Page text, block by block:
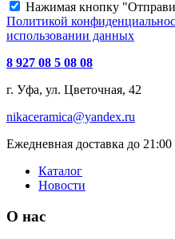
Нажимая кнопку
Политикой
использовании данных
8 927 08 5 08 08
г. Уфа, ул. Цветочная, 42
nikaceramica@yandex.ru
Ежедневная доставка до 21:00
Каталог
Новости
О нас